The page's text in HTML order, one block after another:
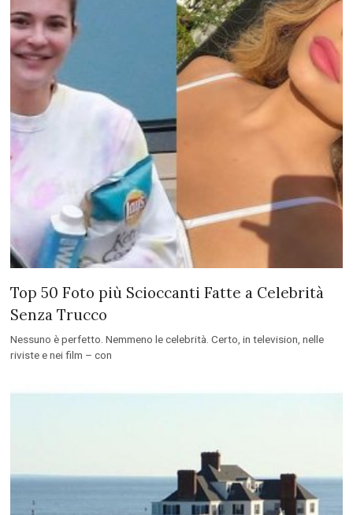
Top 50 Foto più Scioccanti Fatte a Celebrità
Senza Trucco
Nessuno è perfetto. Nemmeno le celebrità. Certo, in television, nelle
riviste e nei film – con